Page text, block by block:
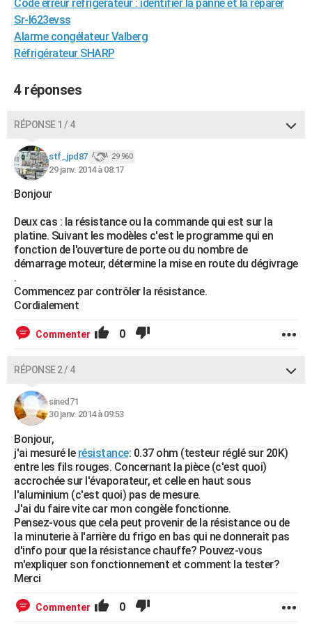
Code erreur réfrigérateur : identifier la panne et la réparer
Sr-l623evss
Alarme congélateur Valberg
Réfrigérateur SHARP
4 réponses
RÉPONSE 1 / 4
stf_jpd87 29 960
29 janv. 2014 à 08:17
Bonjour
Deux cas : la résistance ou la commande qui est sur la
platine. Suivant les modèles c'est le programme qui en
fonction de l'ouverture de porte ou du nombre de
démarrage moteur, détermine la mise en route du dégivrage
.
Commencez par contrôler la résistance.
Cordialement
Commenter 0
RÉPONSE 2 / 4
sined71
30 janv. 2014 à 09:53
Bonjour,
j'ai mesuré le résistance: 0.37 ohm (testeur réglé sur 20K)
entre les fils rouges. Concernant la pièce (c'est quoi)
accrochée sur l'évaporateur, et celle en haut sous
l'aluminium (c'est quoi) pas de mesure.
J'ai du faire vite car mon congèle fonctionne.
Pensez-vous que cela peut provenir de la résistance ou de
la minuterie à l'arrière du frigo en bas qui ne donnerait pas
d'info pour que la résistance chauffe? Pouvez-vous
m'expliquer son fonctionnement et comment la tester?
Merci
Commenter 0